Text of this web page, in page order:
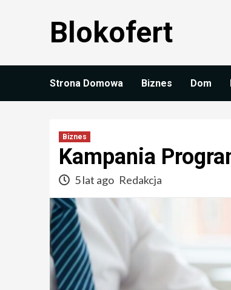
Blokofert
Strona Domowa Biznes Dom
Biznes
Kampania
5 lat ago Redakcja